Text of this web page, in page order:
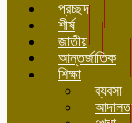
প্রচ্ছদ
শীর্ষ
জাতীয়
আন্তর্জাতিক
শিক্ষা
ব্যবসা
আদালত